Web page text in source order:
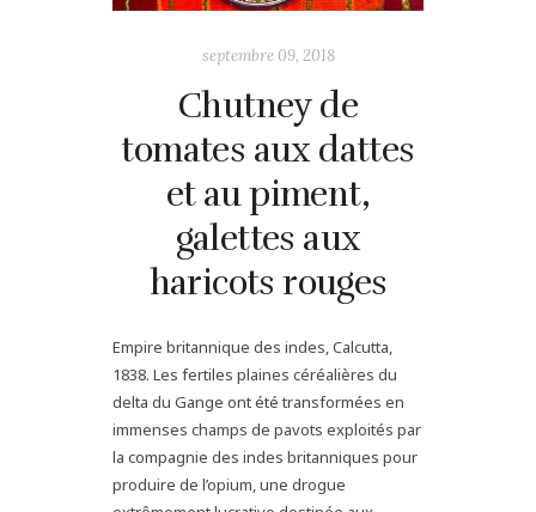
septembre 09, 2018
Chutney de
tomates aux dattes
et au piment,
galettes aux
haricots rouges
Empire britannique des indes, Calcutta,
1838. Les fertiles plaines céréalières du
delta du Gange ont été transformées en
immenses champs de pavots exploités par
la compagnie des indes britanniques pour
produire de l’opium, une drogue